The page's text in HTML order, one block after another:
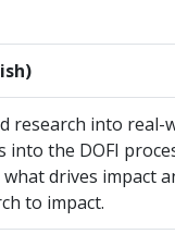
research into
the DOFI
drives impact
to impact.